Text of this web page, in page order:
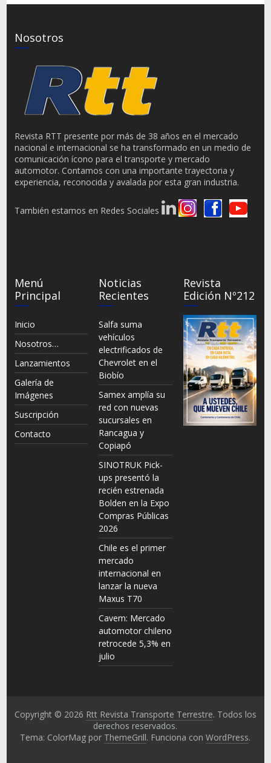
Nosotros
Revista RTT presente por más de 38 años en el mercado
nacional e internacional se ha transformado en un medio de
comunicación ícono para el transporte y mercado
automotor. Contamos con una importante trayectoria y
experiencia, reconocida y avalada por esta gran industria.
También estamos en Redes Sociales
Menú
Principal
Inicio
Nosotros…
Lanzamientos
Galería de
Imágenes
Suscripción
Contacto
Noticias
Recientes
Salfa suma
vehículos
electrificados de
Chevrolet en el
Biobío
Samex amplía su
red con nuevas
sucursales en
Rancagua y
Copiapó
SINOTRUK Pick-
ups presentó la
recién estrenada
Bolden en la Expo
Compras Públicas
2026
Chile es el primer
mercado
internacional en
lanzar la nueva
Maxus T70
Cavem: Mercado
automotor chileno
retrocede 5,3% en
julio
Revista
Edición Nº212
Copyright © 2026 Rtt Revista Transporte Terrestre. Todos los
derechos reservados.
Tema: ColorMag por ThemeGrill. Funciona conWordPress.